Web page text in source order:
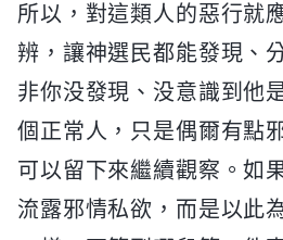
所以，對這類人的惡行就
辨，讓神選民都能發現、
非你没發現、没意識到他
個正常人，只是偶爾有點
可以留下來繼續觀察。如
流露邪情私欲，而是以此